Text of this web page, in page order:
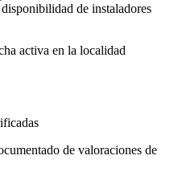
de instaladores
activa en la localidad
de valoraciones de